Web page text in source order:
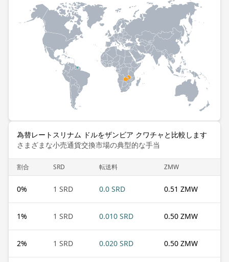
為替レートスリナム ドルをザンビア クワチャと比較します
さまざまな小売通貨交換市場の典型的な手当
割合 SRD 転送料 ZMW
0% 1 SRD 0.0 SRD 0.51 ZMW
1% 1 SRD 0.010 SRD 0.50 ZMW
2% 1 SRD 0.020 SRD 0.50 ZMW